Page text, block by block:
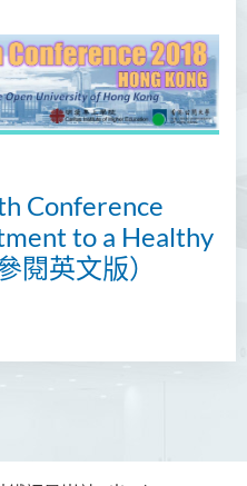
Conference
to a Healthy
閱英文版）
介
話
問團及校外考試委員